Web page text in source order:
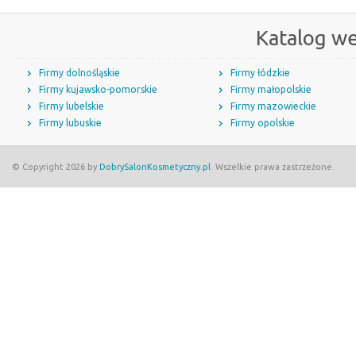
Katalog
Firmy dolnośląskie
Firmy kujawsko-pomorskie
Firmy lubelskie
Firmy lubuskie
Firmy łódzkie
Firmy małopolskie
Firmy mazowieckie
Firmy opolskie
© Copyright 2026 by DobrySalonKosmetyczny.pl . Wszelkie prawa zastrzeżone.